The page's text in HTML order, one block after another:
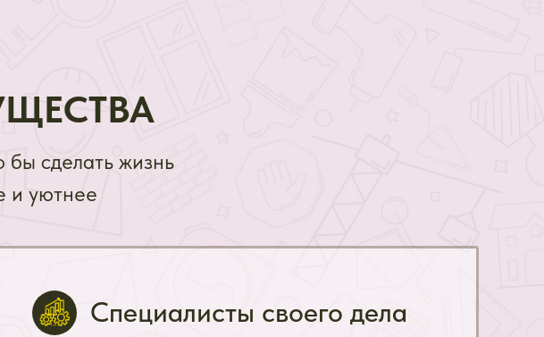
Специалисты своего дела
сделать жизнь
и уютнее